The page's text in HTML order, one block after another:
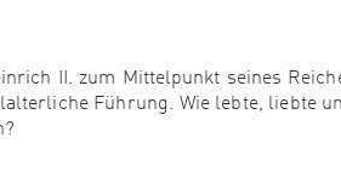
II. zum Mittelpunkt seines
Führung. Wie lebte, liebte